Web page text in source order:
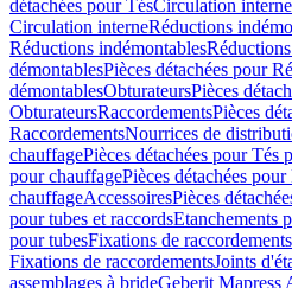
détachées pour TésCirculation interne
Circulation interneRéductions
Réductions indémontables
démontablesPièces détachées pour
démontablesObturateursPièces
ObturateursRaccordementsPièces
RaccordementsNourrices de
chauffagePièces détachées pour Tés
pour chauffagePièces détachées
chauffageAccessoiresPièces
pour tubes et raccordsEtanchements
pour tubesFixations de raccordements
Fixations de raccordementsJoints
assemblages à brideGeberit Mapress